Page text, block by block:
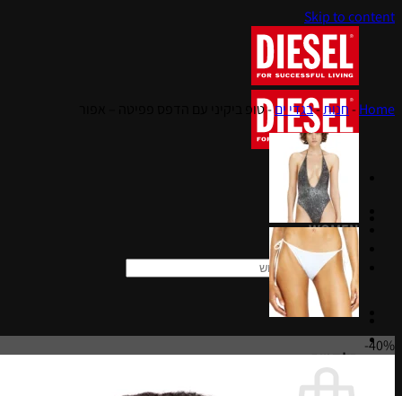
Skip to content
MEN
WOMEN
KIDS
חיפוש עבור:
סל קניות
Home
-חנות-בגדי ים-טופ ביקיני עם הדפס פפיטה – אפור
40%-